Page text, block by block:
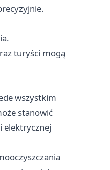
turyści mogą
wszystkim
stanowić
elektrycznej